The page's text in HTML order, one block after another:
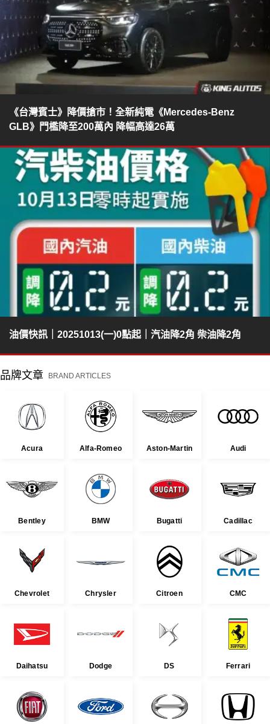
《台灣賓士》降價搶市！全新純電《Mercedes-Benz
GLB》門檻降至200萬內 降幅高達26萬
油價快訊｜20251013(一)0點起｜汽油降2角 柴油降2角
品牌文章 BRAND ARTICLES
Acura Alfa-Romeo Aston-Martin Audi
Bentley BMW Bugatti Cadillac
Chevrolet Chrysler Citroen CMC
Daihatsu Dodge DS Ferrari